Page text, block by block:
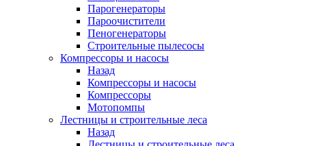
Парогенераторы
Пароочистители
Пеногенераторы
Строительные пылесосы
Компрессоры и насосы
Назад
Компрессоры и насосы
Компрессоры
Мотопомпы
Лестницы и строительные леса
Назад